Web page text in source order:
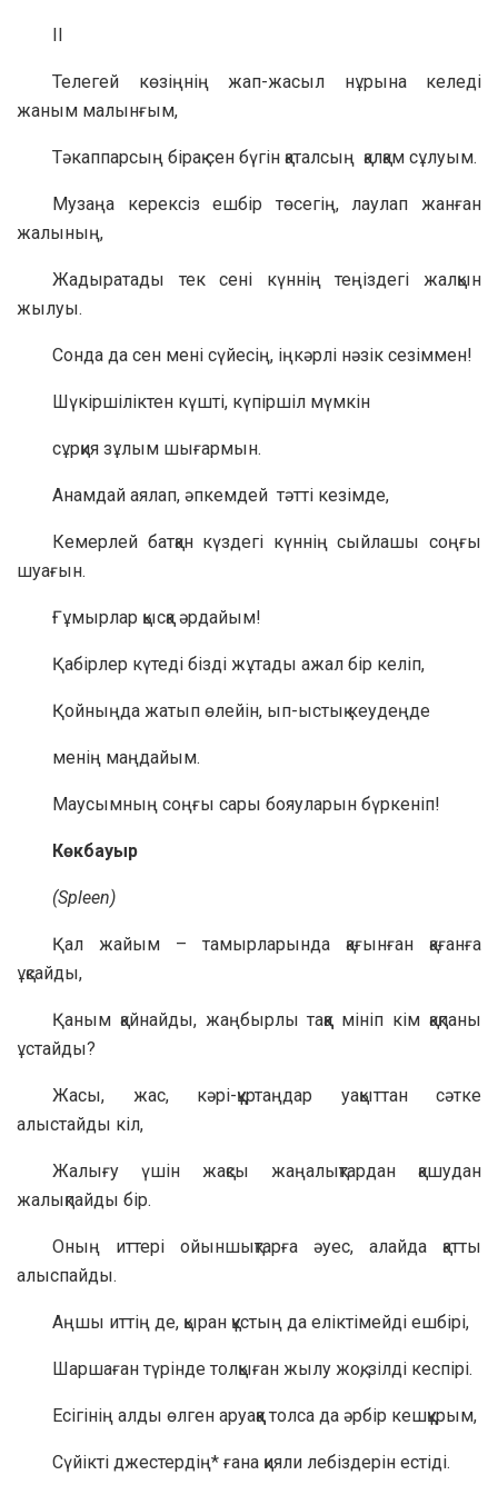
II
Телегей көзіңнің жап-жасыл нұрына келеді
жаным малынғым,
Тәкаппарсың бірақ сен бүгін қаталсың қалқам сұлуым.
Музаңа керексіз ешбір төсегің, лаулап жанған
жалының,
Жадыратады тек сені күннің теңіздегі жалқын
жылуы.
Сонда да сен мені сүйесің, іңкәрлі нәзік сезіммен!
Шүкіршіліктен күшті, күпіршіл мүмкін
сұрқия зұлым шығармын.
Анамдай аялап, әпкемдей тәтті кезімде,
Кемерлей батқан күздегі күннің сыйлашы соңғы
шуағын.
Ғұмырлар қысқа әрдайым!
Қабірлер күтеді бізді жұтады ажал бір келіп,
Қойныңда жатып өлейін, ып-ыстық кеудеңде
менің маңдайым.
Маусымның соңғы сары бояуларын бүркеніп!
Көкбауыр
(Spleen)
Қал жайым – тамырларында қағынған қағанға
ұқсайды,
Қаным қайнайды, жаңбырлы таққа мініп кім қақпаны
ұстайды?
Жасы, жас, кәрі-құртаңдар уақыттан сәтке
алыстайды кіл,
Жалығу үшін жақсы жаңалықтардан қашудан
жалықпайды бір.
Оның иттері ойыншықтарға әуес, алайда қатты
алыспайды.
Аңшы иттің де, қыран құстың да еліктімейді ешбірі,
Шаршаған түрінде толқыған жылу жоқ, зілді кеспірі.
Есігінің алды өлген аруаққа толса да әрбір кешқұрым,
Сүйікті джестердің* ғана қияли лебіздерін естіді.